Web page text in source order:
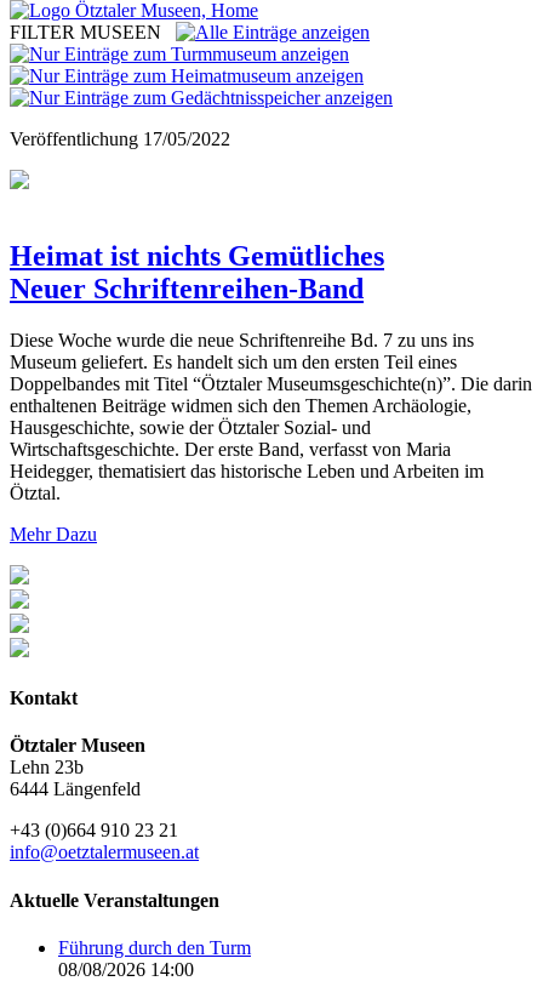
FILTER MUSEEN
Veröffentlichung 17/05/2022
Heimat ist nichts Gemütliches
Neuer Schriftenreihen-Band
Diese Woche wurde die neue Schriftenreihe Bd. 7 zu uns ins
Museum geliefert. Es handelt sich um den ersten Teil eines
Doppelbandes mit Titel “Ötztaler Museumsgeschichte(n)”. Die darin
enthaltenen Beiträge widmen sich den Themen Archäologie,
Hausgeschichte, sowie der Ötztaler Sozial- und
Wirtschaftsgeschichte. Der erste Band, verfasst von Maria
Heidegger, thematisiert das historische Leben und Arbeiten im
Ötztal.
Mehr Dazu
Kontakt
Ötztaler Museen
Lehn 23b
6444 Längenfeld
+43 (0)664 910 23 21
info@oetztalermuseen.at
Aktuelle Veranstaltungen
Führung durch den Turm
08/08/2026 14:00